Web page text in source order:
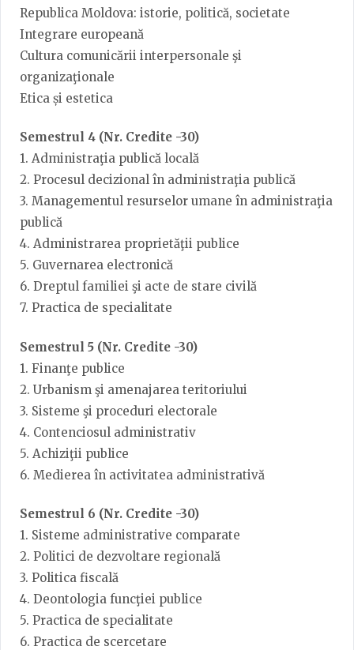
Republica Moldova: istorie, politică, societate
Integrare europeană
Cultura comunicării interpersonale şi
organizaţionale
Etica și estetica
Semestrul 4 (Nr. Credite -30)
1. Administraţia publică locală
2. Procesul decizional în administraţia publică
3. Managementul resurselor umane în administraţia
publică
4. Administrarea proprietăţii publice
5. Guvernarea electronică
6. Dreptul familiei şi acte de stare civilă
7. Practica de specialitate
Semestrul 5 (Nr. Credite -30)
1. Finanţe publice
2. Urbanism şi amenajarea teritoriului
3. Sisteme şi proceduri electorale
4. Contenciosul administrativ
5. Achiziţii publice
6. Medierea în activitatea administrativă
Semestrul 6 (Nr. Credite -30)
1. Sisteme administrative comparate
2. Politici de dezvoltare regională
3. Politica fiscală
4. Deontologia funcţiei publice
5. Practica de specialitate
6. Practica de scercetare